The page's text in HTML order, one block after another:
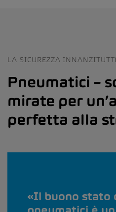
LA SICUREZZA
Pneumatici –
mirate per
perfetta alla
Il buono stato